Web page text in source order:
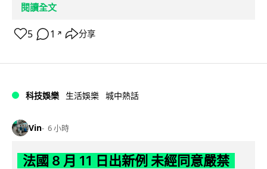
閱讀全文
5 1 ↗ 分享
科技娛樂 生活娛樂 城中熱話
Vin 6 小時
法國 8 月 11 日出新例 未經同意嚴禁